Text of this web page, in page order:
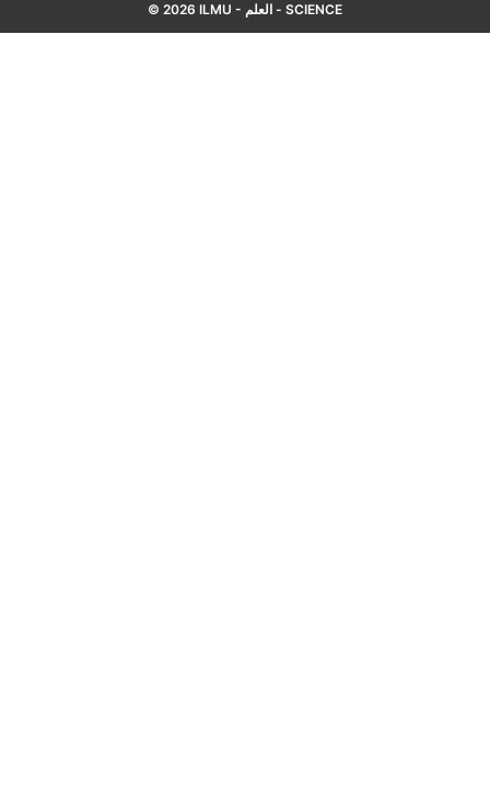
© 2026 ILMU - العلم - SCIENCE